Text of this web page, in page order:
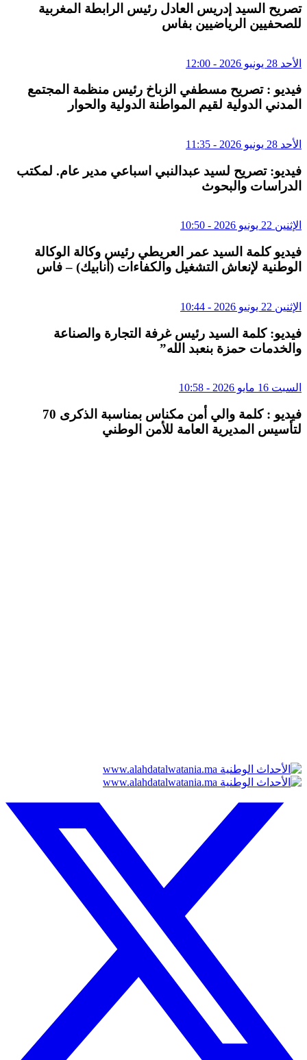
تصريح السيد إدريس العادل رئيس الرابطة المغربية
للصحفيين الرياضيين بفاس
الأحد 28 يونيو 2026 - 12:00
فيديو : تصريح مسطفي الزباخ رئيس منظمة المجتمع
المدني الدولية لقيم المواطنة الدولية والحوار
الأحد 28 يونيو 2026 - 11:35
فيديو: تصريح لسيد عبدالنبي اسباعي مدير عام. لمكتب
الدراسات والبحوث
الإثنين 22 يونيو 2026 - 10:50
فيديو كلمة السيد عمر العريطي رئيس وكالة الوكالة
الوطنية لإنعاش التشغيل والكفاءات (أنابيك) – فاس
الإثنين 22 يونيو 2026 - 10:44
فيديو: كلمة السيد رئيس غرفة التجارة والصناعة
والخدمات حمزة بنعبد الله”
السبت 16 مايو 2026 - 10:58
فيديو : كلمة والي أمن مكناس بمناسبة الذكرى 70
لتأسيس المديرية العامة للأمن الوطني